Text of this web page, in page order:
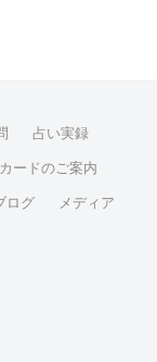
占い実録
ードのご案内
ログ メディア